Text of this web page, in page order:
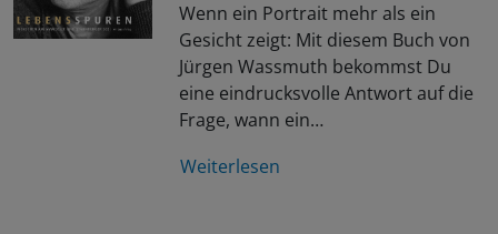
Wenn ein Portrait mehr als ein
Gesicht zeigt: Mit diesem Buch von
Jürgen Wassmuth bekommst Du
eine eindrucksvolle Antwort auf die
Frage, wann ein…
Weiterlesen